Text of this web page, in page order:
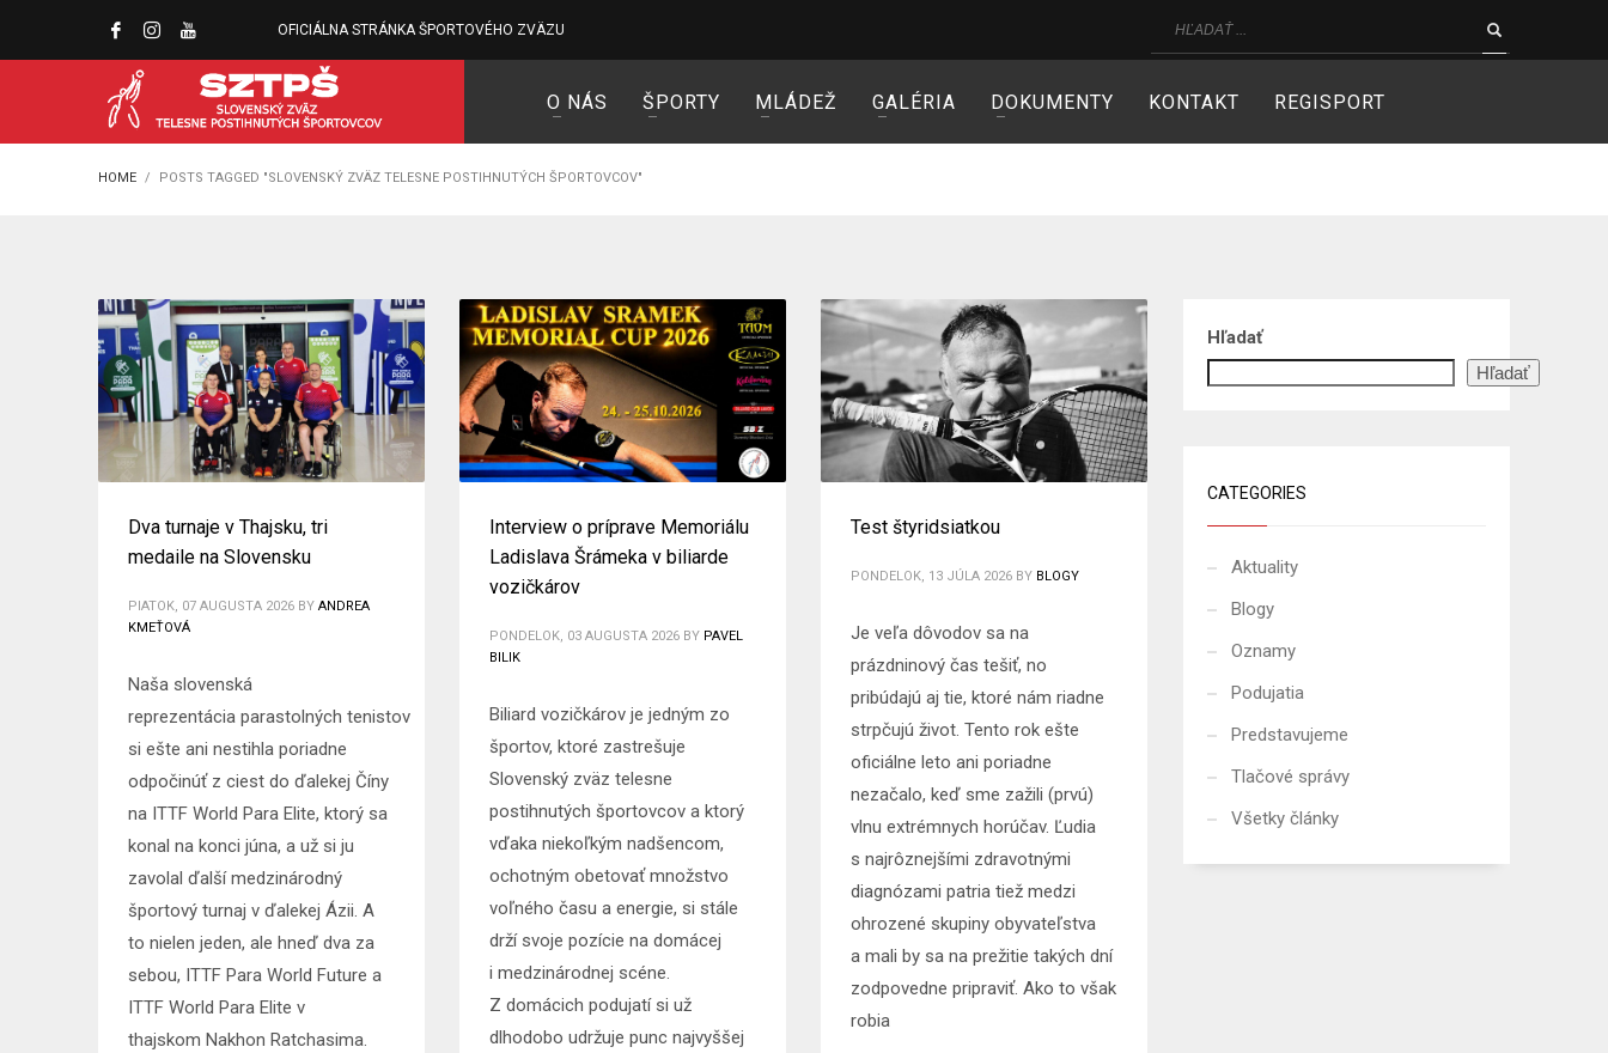
OFICIÁLNA STRÁNKA ŠPORTOVÉHO ZVÄZU
O NÁS ŠPORTY MLÁDEŽ GALÉRIA DOKUMENTY KONTAKT REGISPORT
HOME POSTS TAGGED "SLOVENSKÝ ZVÄZ TELESNE POSTIHNUTÝCH ŠPORTOVCOV"
Dva turnaje v Thajsku, tri
medaile na Slovensku
PIATOK, 07 AUGUSTA 2026 BYANDREA
KMEŤOVÁ
Naša slovenská
reprezentácia parastolných tenistov
si ešte ani nestihla poriadne
odpočinúť z ciest do ďalekej Číny
na ITTF World Para Elite, ktorý sa
konal na konci júna, a už si ju
zavolal ďalší medzinárodný
športový turnaj v ďalekej Ázii. A
to nielen jeden, ale hneď dva za
sebou, ITTF Para World Future a
ITTF World Para Elite v
thajskom Nakhon Ratchasima.
Interview o príprave Memoriálu
Ladislava Šrámeka v biliarde
vozičkárov
PONDELOK, 03 AUGUSTA 2026 BY PAVEL
BILIK
Biliard vozičkárov je jedným zo
športov, ktoré zastrešuje
Slovenský zväz telesne
postihnutých športovcov a ktorý
vďaka niekoľkým nadšencom,
ochotným obetovať množstvo
voľného času a energie, si stále
drží svoje pozície na domácej
i medzinárodnej scéne.
Z domácich podujatí si už
dlhodobo udržuje punc najvyššej
Test štyridsiatkou
PONDELOK, 13 JÚLA 2026 BY BLOGY
Je veľa dôvodov sa na
prázdninový čas tešiť, no
pribúdajú aj tie, ktoré nám riadne
strpčujú život. Tento rok ešte
oficiálne leto ani poriadne
nezačalo, keď sme zažili (prvú)
vlnu extrémnych horúčav. Ľudia
s najrôznejšími zdravotnými
diagnózami patria tiež medzi
ohrozené skupiny obyvateľstva
a mali by sa na prežitie takých dní
zodpovedne pripraviť. Ako to však
robia
Hľadať
Hľadať
CATEGORIES
Aktuality
Blogy
Oznamy
Podujatia
Predstavujeme
Tlačové správy
Všetky články